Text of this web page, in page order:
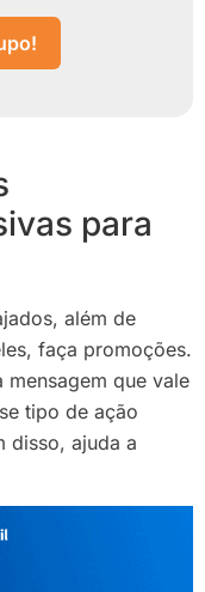
para
além de
faça promoções.
que vale
tipo de ação
disso, ajuda a